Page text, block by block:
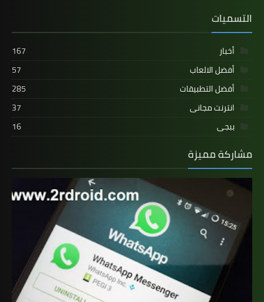
التسميات
أخبار
167
أفضل الالعاب
57
أفضل التطبيقات
285
انترنت مجانى
37
ببجى
16
مشاركة مميزة